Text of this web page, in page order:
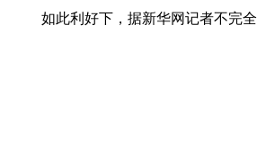
如此利好下，据新华网记者不完全